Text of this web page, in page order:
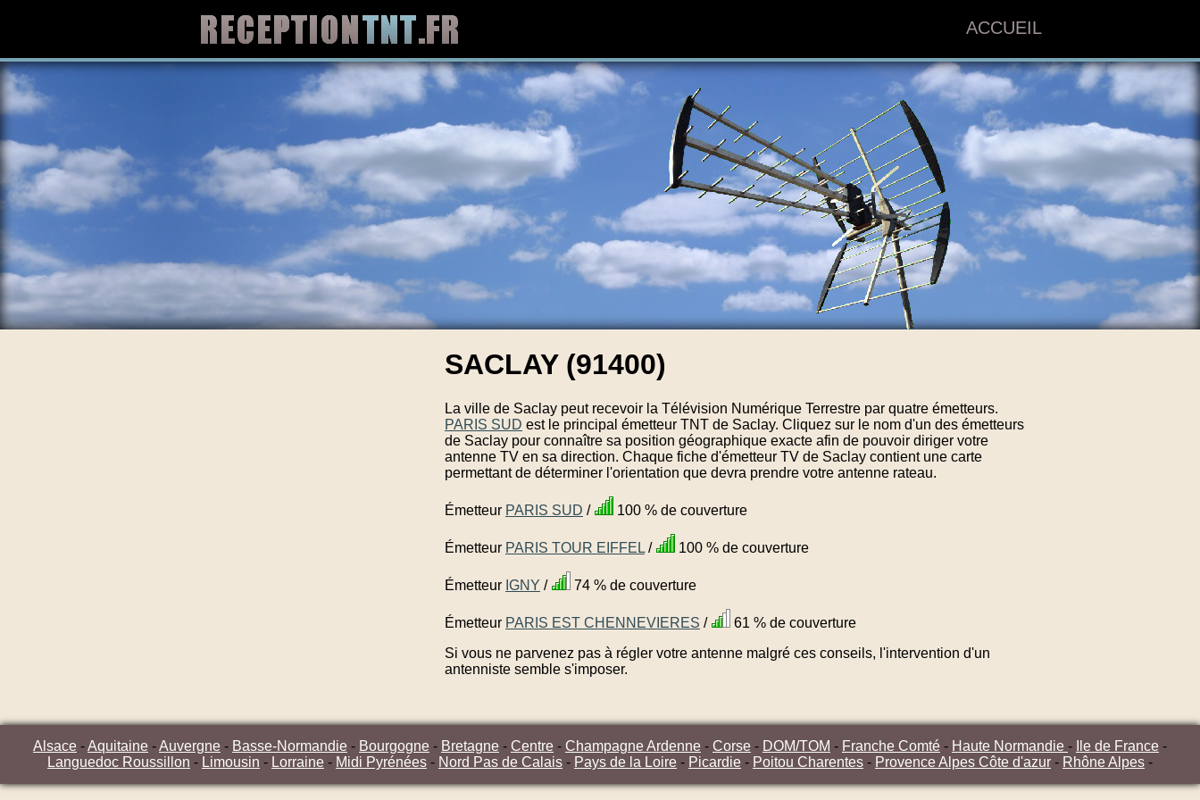
ACCUEIL
SACLAY (91400)
La ville de Saclay peut recevoir la Télévision Numérique Terrestre par quatre émetteurs.
PARIS SUD est le principal émetteur TNT de Saclay. Cliquez sur le nom d'un des émetteurs
de Saclay pour connaître sa position géographique exacte afin de pouvoir diriger votre
antenne TV en sa direction. Chaque fiche d'émetteur TV de Saclay contient une carte
permettant de déterminer l'orientation que devra prendre votre antenne rateau.
Émetteur PARIS SUD / 100 % de couverture
Émetteur PARIS TOUR EIFFEL / 100 % de couverture
Émetteur IGNY / 74 % de couverture
Émetteur PARIS EST CHENNEVIERES /
61 % de couverture
Si vous ne parvenez pas à régler votre antenne malgré ces conseils, l'intervention d'un
antenniste semble s'imposer.
Alsace -Aquitaine -Auvergne - Basse-Normandie - Bourgogne - Bretagne - Centre - Champagne Ardenne - Corse - DOM/TOM - Franche Comté - Haute Normandie - Ile de France -
Languedoc Roussillon - Limousin - Lorraine - Midi Pyrénées - Nord Pas de Calais - Pays de la Loire - Picardie - Poitou Charentes - Provence Alpes Côte d'azur - Rhône Alpes -